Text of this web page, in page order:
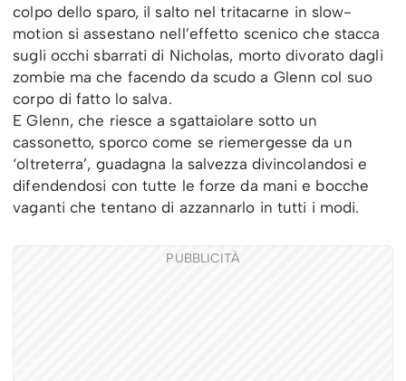
colpo dello sparo, il salto nel tritacarne in slow-
motion si assestano nell’effetto scenico che stacca
sugli occhi sbarrati di Nicholas, morto divorato dagli
zombie ma che facendo da scudo a Glenn col suo
corpo di fatto lo salva.
E Glenn, che riesce a sgattaiolare sotto un
cassonetto, sporco come se riemergesse da un
‘oltreterra’, guadagna la salvezza divincolandosi e
difendendosi con tutte le forze da mani e bocche
vaganti che tentano di azzannarlo in tutti i modi.
PUBBLICITÀ